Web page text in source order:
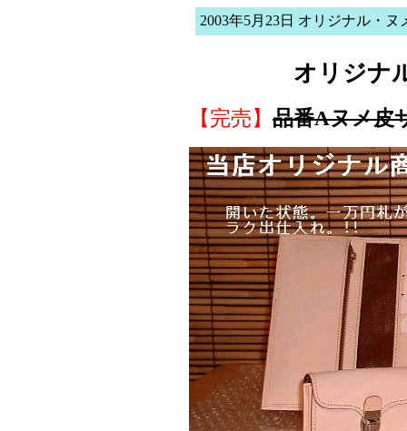
2003年5月23日 オリジナル・ヌ
オリジナ
【完売】 品番Aヌメ皮